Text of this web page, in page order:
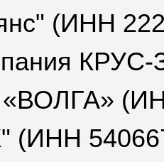
(ИНН
КРУС-